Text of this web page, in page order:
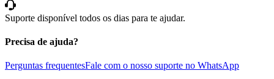
Suporte disponível todos os dias para te ajudar.
Precisa de ajuda?
Perguntas frequentesFale com o nosso suporte no WhatsApp